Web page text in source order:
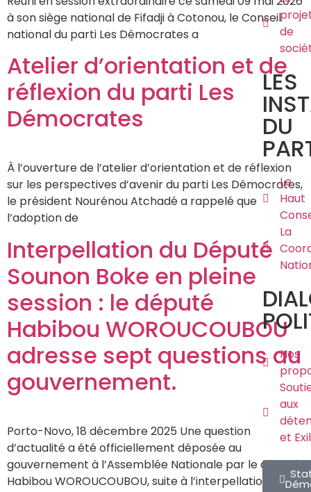
de
LES
DU
Le
Haut
La
Nos
aux
et
à son siège national de Fifadji à Cotonou, le Conseil
national du parti Les Démocrates a
Atelier d’orientation et de
réflexion du parti Les
Démocrates
À l’ouverture de l’atelier d’orientation et de réflexion
sur les perspectives d’avenir du parti Les Démocrates,
le président Nourénou Atchadé a rappelé que
l’adoption de
Interpellation du Député
Sounon Boke en pleine
session : le député
Habibou WOROUCOUBOU
adresse sept questions au
gouvernement.
Porto-Novo, 18 décembre 2025 Une question
d’actualité a été officiellement déposée au
gouvernement à l’Assemblée Nationale par le député
Habibou WOROUCOUBOU, suite à l’interpellation de